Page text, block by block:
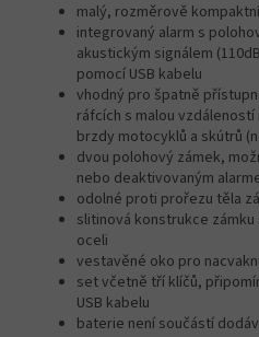
malý, rozměrově
integrovaný alarm s
akustickým signálem
pomocí USB kabelu
vhodný pro špatně
ráfcích s malou
brzdy motocyklů a skútrů
dvou polohový zámek,
nebo deaktivovaným
odolné proti prořezu těla
slitinová konstrukce
oceli
vestavěné oko pro
set včetně tří klíčů,
USB kabelu
baterie není součástí